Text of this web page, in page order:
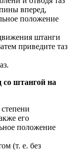
вперед,
положение
штанги
приведите таз
штангой на
его
положение
(т. е. без